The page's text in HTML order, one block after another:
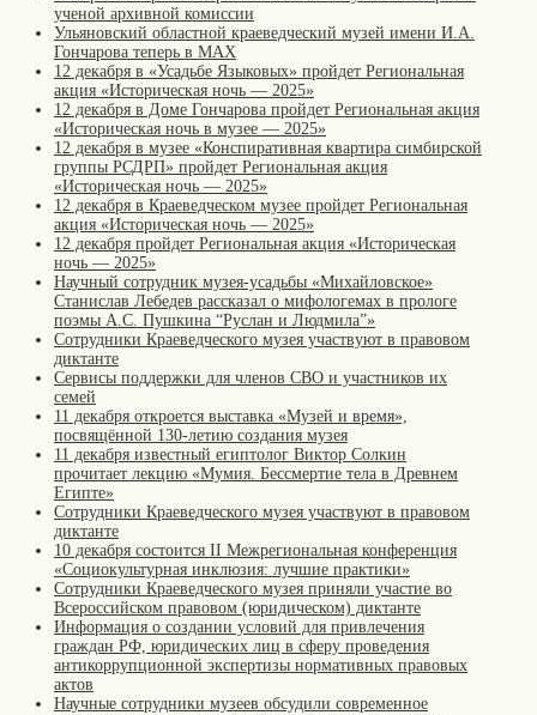
ученой архивной комиссии
Ульяновский областной краеведческий музей имени И.А.
Гончарова теперь в MAX
12 декабря в «Усадьбе Языковых» пройдет Региональная
акция «Историческая ночь — 2025»
12 декабря в Доме Гончарова пройдет Региональная акция
«Историческая ночь в музее — 2025»
12 декабря в музее «Конспиративная квартира симбирской
группы РСДРП» пройдет Региональная акция
«Историческая ночь — 2025»
12 декабря в Краеведческом музее пройдет Региональная
акция «Историческая ночь — 2025»
12 декабря пройдет Региональная акция «Историческая
ночь — 2025»
Научный сотрудник музея-усадьбы «Михайловское»
Станислав Лебедев рассказал о мифологемах в прологе
поэмы А.С. Пушкина “Руслан и Людмила”»
Сотрудники Краеведческого музея участвуют в правовом
диктанте
Сервисы поддержки для членов СВО и участников их
семей
11 декабря откроется выставка «Музей и время»,
посвящённой 130-летию создания музея
11 декабря известный египтолог Виктор Солкин
прочитает лекцию «Мумия. Бессмертие тела в Древнем
Египте»
Сотрудники Краеведческого музея участвуют в правовом
диктанте
10 декабря состоится II Межрегиональная конференция
«Cоциокультурная инклюзия: лучшие практики»
Сотрудники Краеведческого музея приняли участие во
Всероссийском правовом (юридическом) диктанте
Информация о создании условий для привлечения
граждан РФ, юридических лиц в сферу проведения
антикоррупционной экспертизы нормативных правовых
актов
Научные сотрудники музеев обсудили современное